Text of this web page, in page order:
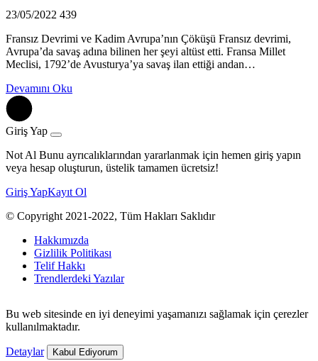
23/05/2022 439
Fransız Devrimi ve Kadim Avrupa’nın Çöküşü Fransız devrimi,
Avrupa’da savaş adına bilinen her şeyi altüst etti. Fransa Millet
Meclisi, 1792’de Avusturya’ya savaş ilan ettiği andan…
Devamını Oku
Giriş Yap
Not Al Bunu ayrıcalıklarından yararlanmak için hemen giriş yapın
veya hesap oluşturun, üstelik tamamen ücretsiz!
Giriş YapKayıt Ol
© Copyright 2021-2022, Tüm Hakları Saklıdır
Hakkımızda
Gizlilik Politikası
Telif Hakkı
Trendlerdeki Yazılar
Bu web sitesinde en iyi deneyimi yaşamanızı sağlamak için çerezler
kullanılmaktadır.
Detaylar Kabul Ediyorum